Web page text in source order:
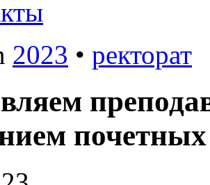
2023 • ректорат